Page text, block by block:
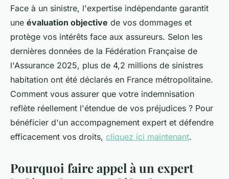
Maîtriser l'expertise dommage
aux biens : conseils clés
Apolline•6 décembre 2025 •7 min de lecture
Face à un sinistre, l'expertise indépendante garantit
une évaluation objective de vos dommages et
protège vos intérêts face aux assureurs. Selon les
dernières données de la Fédération Française de
l'Assurance 2025, plus de 4,2 millions de sinistres
habitation ont été déclarés en France métropolitaine.
Comment vous assurer que votre indemnisation
reflète réellement l'étendue de vos préjudices ? Pour
bénéficier d'un accompagnement expert et défendre
efficacement vos droits, cliquez ici maintenant.
Pourquoi faire appel à un expert